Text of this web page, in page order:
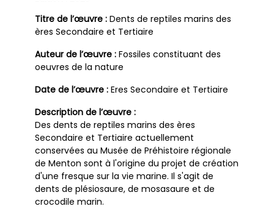
Titre de l’œuvre : Dents de reptiles marins des
ères Secondaire et Tertiaire
Auteur de l’œuvre : Fossiles constituant des
oeuvres de la nature
Date de l’œuvre : Eres Secondaire et Tertiaire
Description de l’œuvre :
Des dents de reptiles marins des ères
Secondaire et Tertiaire actuellement
conservées au Musée de Préhistoire régionale
de Menton sont à l'origine du projet de création
d'une fresque sur la vie marine. Il s'agit de
dents de plésiosaure, de mosasaure et de
crocodile marin.